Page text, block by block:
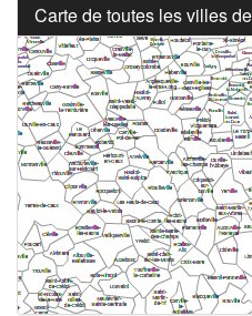
Carte de toutes les villes